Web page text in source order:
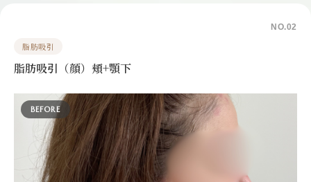
NO.02
脂肪吸引
脂肪吸引（顔）頬+顎下
BEFORE